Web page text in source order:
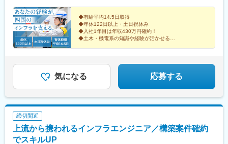
松市朝日町4-1-3 [最寄り駅]高松駅 車で約9分※本社・事務所等の受
動喫煙対策：原則屋内禁煙（喫煙専用室（喫煙のみ）内でのみ喫
煙可）※四国内での転勤の可能性あり＜UIターン支援あり＞宿舎制
度（借り上げ社宅）・独身宿舎35歳未満：75%補助・家族宿舎：
40%補助 など◎現在遠方にお住まいの方もぜひご応募くださ
◆有給平均14.5日取得
◆年休122日以上・土日祝休み
◆入社1年目は年収430万円確約！
◆土木・機電系の知識や経験が活かせる
"日本の高速道路"という、インフラを支える仕事。
気になる 応募する
締切間近
上流から携われるインフラエンジニア／構築案件確約
でスキルUP